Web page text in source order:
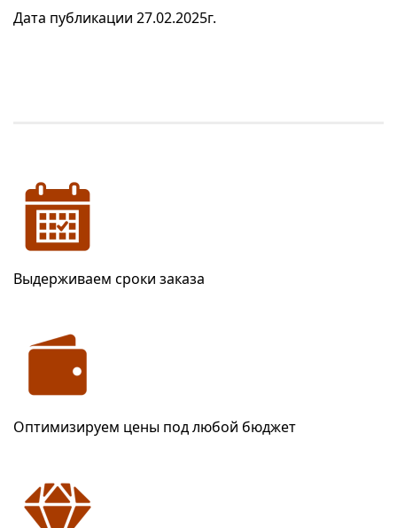
Дата публикации 27.02.2025г.
Выдерживаем сроки заказа
Оптимизируем цены под любой бюджет